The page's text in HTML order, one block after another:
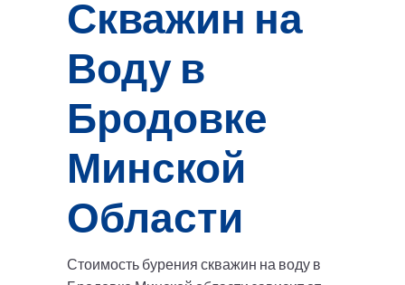
Скважин на
Воду в
Бродовке
Минской
Области
Стоимость бурения скважин на воду в